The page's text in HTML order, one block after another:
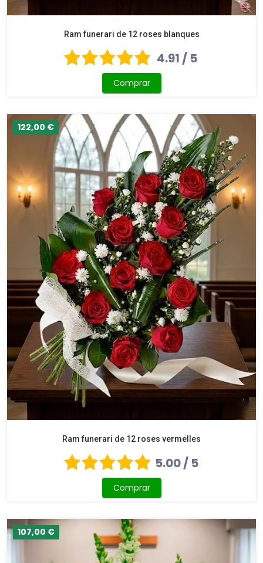
Ram funerari de 12 roses blanques
4.91 / 5
Comprar
122,00 €
Ram funerari de 12 roses vermelles
5.00 / 5
Comprar
107,00 €